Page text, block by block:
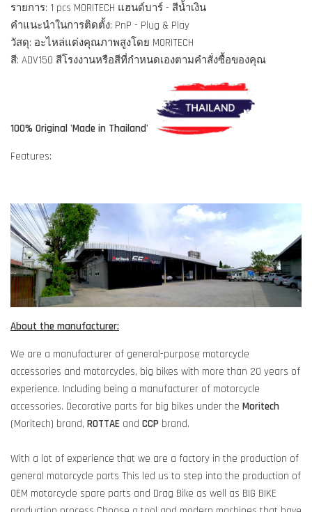
รายการ: 1 pcs MORITECH แฮนด์บาร์ - สีน้ำเงิน
คำแนะนำในการติดตั้ง: PnP - Plug & Play
วัสดุ: อะไหล่แต่งคุณภาพสูงโดย MORITECH
สี: ADV150 สีโรงงานหรือสีที่กำหนดเองตามคำสั่งซื้อของคุณ
100% Original 'Made in Thailand'
Features:
About the manufacturer:
We are a manufacturer of general-purpose motorcycle
accessories and motorcycles, big bikes with more than 20 years of
experience. Including being a manufacturer of motorcycle
accessories. Decorative parts for big bikes under the Moritech
(Moritech) brand, ROTTAE and CCP brand.
With a lot of experience that we are a factory in the production of
general motorcycle parts This led us to step into the production of
OEM motorcycle spare parts and Drag Bike as well as BIG BIKE